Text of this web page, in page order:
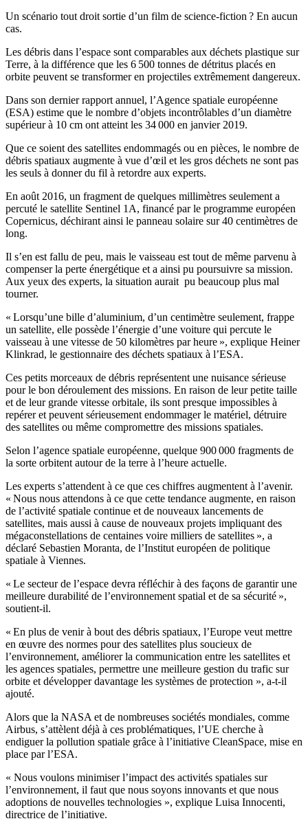
Un scénario tout droit sortie d’un film de science-fiction ? En aucun
cas.
Les débris dans l’espace sont comparables aux déchets plastique sur
Terre, à la différence que les 6 500 tonnes de détritus placés en
orbite peuvent se transformer en projectiles extrêmement dangereux.
Dans son dernier rapport annuel, l’Agence spatiale européenne
(ESA) estime que le nombre d’objets incontrôlables d’un diamètre
supérieur à 10 cm ont atteint les 34 000 en janvier 2019.
Que ce soient des satellites endommagés ou en pièces, le nombre de
débris spatiaux augmente à vue d’œil et les gros déchets ne sont pas
les seuls à donner du fil à retordre aux experts.
En août 2016, un fragment de quelques millimètres seulement a
percuté le satellite Sentinel 1A, financé par le programme européen
Copernicus, déchirant ainsi le panneau solaire sur 40 centimètres de
long.
Il s’en est fallu de peu, mais le vaisseau est tout de même parvenu à
compenser la perte énergétique et a ainsi pu poursuivre sa mission.
Aux yeux des experts, la situation aurait pu beaucoup plus mal
tourner.
« Lorsqu’une bille d’aluminium, d’un centimètre seulement, frappe
un satellite, elle possède l’énergie d’une voiture qui percute le
vaisseau à une vitesse de 50 kilomètres par heure », explique Heiner
Klinkrad, le gestionnaire des déchets spatiaux à l’ESA.
Ces petits morceaux de débris représentent une nuisance sérieuse
pour le bon déroulement des missions. En raison de leur petite taille
et de leur grande vitesse orbitale, ils sont presque impossibles à
repérer et peuvent sérieusement endommager le matériel, détruire
des satellites ou même compromettre des missions spatiales.
Selon l’agence spatiale européenne, quelque 900 000 fragments de
la sorte orbitent autour de la terre à l’heure actuelle.
Les experts s’attendent à ce que ces chiffres augmentent à l’avenir.
« Nous nous attendons à ce que cette tendance augmente, en raison
de l’activité spatiale continue et de nouveaux lancements de
satellites, mais aussi à cause de nouveaux projets impliquant des
mégaconstellations de centaines voire milliers de satellites », a
déclaré Sebastien Moranta, de l’Institut européen de politique
spatiale à Viennes.
« Le secteur de l’espace devra réfléchir à des façons de garantir une
meilleure durabilité de l’environnement spatial et de sa sécurité »,
soutient-il.
« En plus de venir à bout des débris spatiaux, l’Europe veut mettre
en œuvre des normes pour des satellites plus soucieux de
l’environnement, améliorer la communication entre les satellites et
les agences spatiales, permettre une meilleure gestion du trafic sur
orbite et développer davantage les systèmes de protection », a-t-il
ajouté.
Alors que la NASA et de nombreuses sociétés mondiales, comme
Airbus, s’attèlent déjà à ces problématiques, l’UE cherche à
endiguer la pollution spatiale grâce à l’initiative CleanSpace, mise en
place par l’ESA.
« Nous voulons minimiser l’impact des activités spatiales sur
l’environnement, il faut que nous soyons innovants et que nous
adoptions de nouvelles technologies », explique Luisa Innocenti,
directrice de l’initiative.